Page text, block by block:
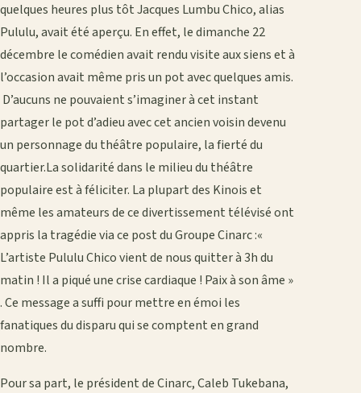
quelques heures plus tôt Jacques Lumbu Chico, alias
Pululu, avait été aperçu. En effet, le dimanche 22
décembre le comédien avait rendu visite aux siens et à
l’occasion avait même pris un pot avec quelques amis.
D’aucuns ne pouvaient s’imaginer à cet instant
partager le pot d’adieu avec cet ancien voisin devenu
un personnage du théâtre populaire, la fierté du
quartier.La solidarité dans le milieu du théâtre
populaire est à féliciter. La plupart des Kinois et
même les amateurs de ce divertissement télévisé ont
appris la tragédie via ce post du Groupe Cinarc :«
L’artiste Pululu Chico vient de nous quitter à 3h du
matin ! Il a piqué une crise cardiaque ! Paix à son âme »
. Ce message a suffi pour mettre en émoi les
fanatiques du disparu qui se comptent en grand
nombre.
Pour sa part, le président de Cinarc, Caleb Tukebana,